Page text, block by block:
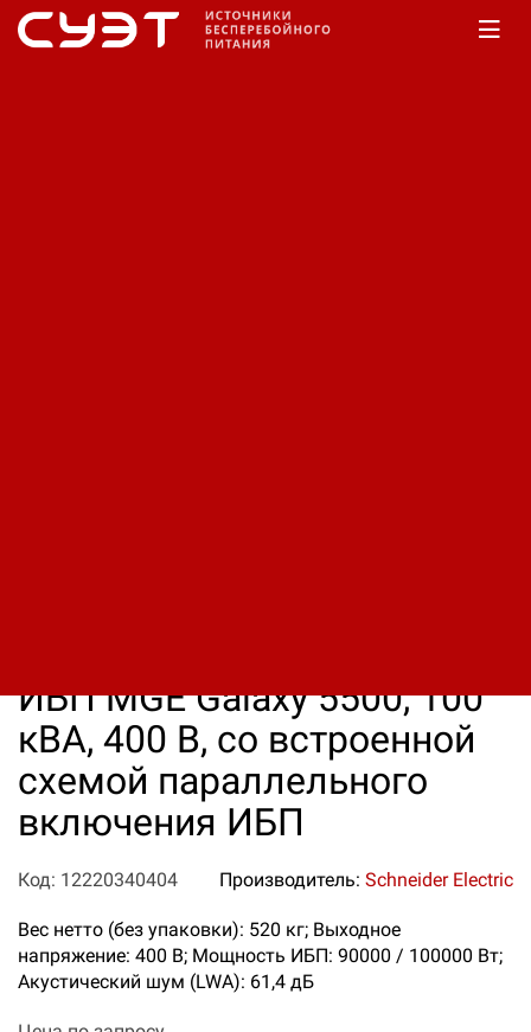
ИБП MGE Galaxy 5500, 100
кВА, 400 В, со встроенной
схемой параллельного
включения ИБП
Код: 12220340404 Производитель: Schneider Electric
Вес нетто (без упаковки): 520 кг; Выходное
напряжение: 400 В; Мощность ИБП: 90000 / 100000 Вт;
Акустический шум (LWA): 61,4 дБ